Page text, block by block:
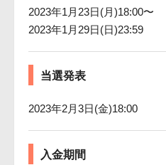
2023年1月23日(月)18:00〜
2023年1月29日(日)23:59
当選発表
2023年2月3日(金)18:00
入金期間